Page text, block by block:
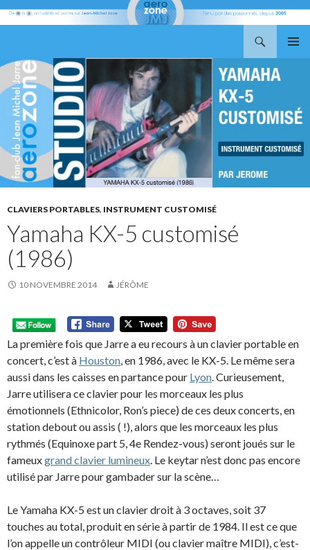
AU
CONTENU
CLAVIERS PORTABLES, INSTRUMENT CUSTOMISÉ
Yamaha KX-5 customisé
(1986)
10 NOVEMBRE 2014 JÉRÔME
La première fois que Jarre a eu recours à un clavier portable en
concert, c’est à Houston, en 1986, avec le KX-5. Le même sera
aussi dans les caisses en partance pour Lyon. Curieusement,
Jarre utilisera ce clavier pour les morceaux les plus
émotionnels (Ethnicolor, Ron’s piece) de ces deux concerts, en
station debout ou assis ( !), alors que les morceaux les plus
rythmés (Equinoxe part 5, 4e Rendez-vous) seront joués sur le
fameuxgrand clavier lumineux. Le keytar n’est donc pas encore
utilisé par Jarre pour gambader sur la scène…
Le Yamaha KX-5 est un clavier droit à 3 octaves, soit 37
touches au total, produit en série à partir de 1984. Il est ce que
l’on appelle un contrôleur MIDI (ou clavier maître MIDI), c’est-